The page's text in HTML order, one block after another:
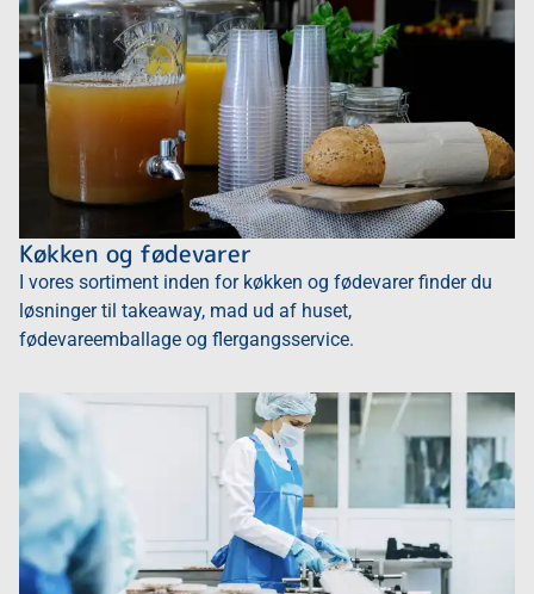
Køkken og fødevarer
I vores sortiment inden for køkken og fødevarer finder du
løsninger til takeaway, mad ud af huset,
fødevareemballage og flergangsservice.